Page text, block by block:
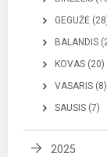
GEGUŽĖ
BALANDIS
KOVAS (20)
VASARIS (8)
SAUSIS (7)
2025